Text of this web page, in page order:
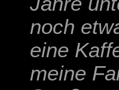
noch
eine
meine